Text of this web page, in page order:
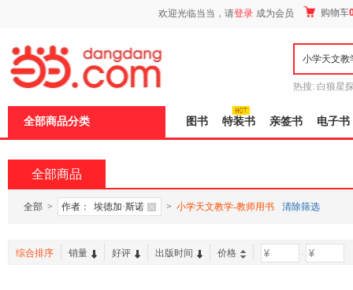
欢迎光临当当，请登录 成为会员 购物车
热搜: 白狼星
全部商品分类 图书 特装书 亲签书 电子书
全部商品
全部 > 作者： 埃德加·斯诺 > 小学天文教学-教师用书 清除筛选
综合排序 销量 好评 出版时间 价格 -
页
加